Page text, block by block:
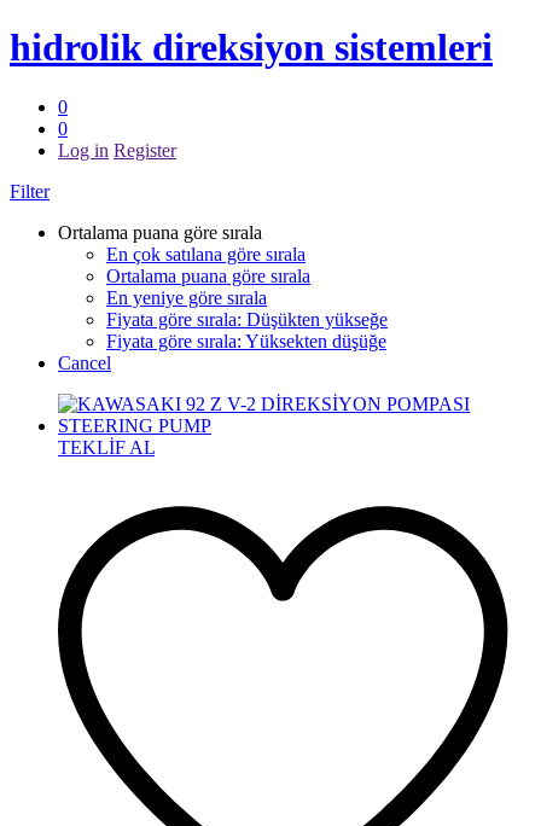
hidrolik direksiyon sistemleri
0
0
Log in Register
Filter
Ortalama puana göre sırala
En çok satılana göre sırala
Ortalama puana göre sırala
En yeniye göre sırala
Fiyata göre sırala: Düşükten yükseğe
Fiyata göre sırala: Yüksekten düşüğe
Cancel
TEKLİF AL